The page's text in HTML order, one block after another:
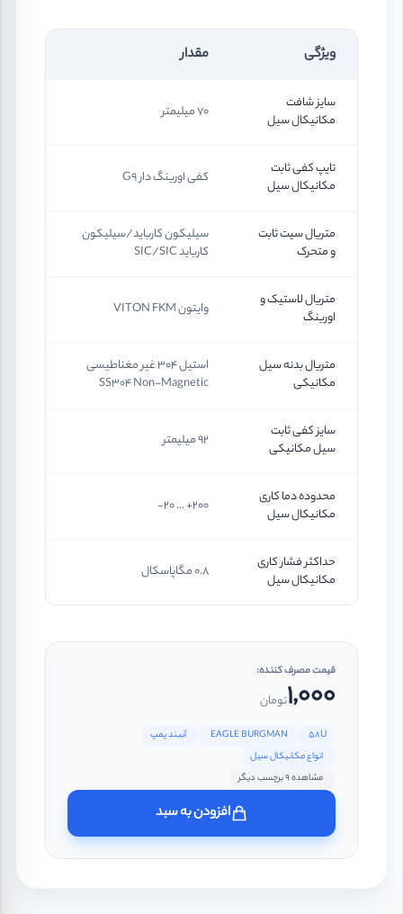
ویژگی مقدار
سایز شافت
مکانیکال سیل
70 میلیمتر
تایپ کفی ثابت
مکانیکال سیل
کفی اورینگ دار G9
متریال سیت ثابت
و متحرک
سیلیکون کارباید/سیلیکون
کارباید SIC/SIC
متریال لاستیک و
اورینگ
وایتون VITON FKM
متریال بدنه سیل
مکانیکی
استیل 304 غیر مغناطیسی
SS304 Non-Magnetic
سایز کفی ثابت
سیل مکانیکی
92 میلیمتر
محدوده دما کاری
مکانیکال سیل
200+ ... 20-
حداکثر فشار کاری
مکانیکال سیل
0.8 مگاپاسکال
قیمت مصرف کننده:
1,000تومان
58U
EAGLE BURGMAN
آببند پمپ
انواع مکانیکال سیل
مشاهده 9 برچسب دیگر
افزودن به سبد